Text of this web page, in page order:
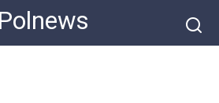
Polnews